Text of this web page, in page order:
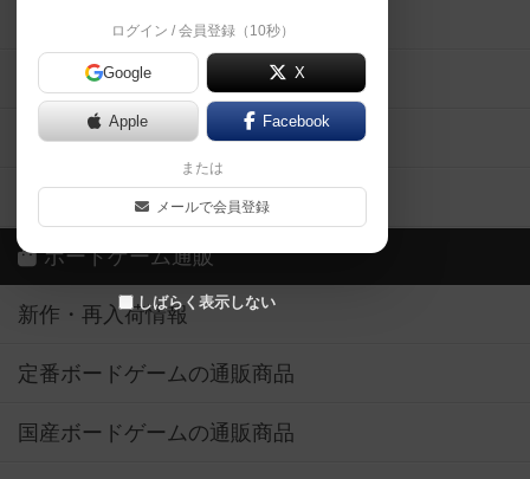
ログイン / 会員登録（10秒）
Google X
Apple Facebook
または
メールで会員登録
しばらく表示しない
掲示板・トピックス
ボドとも・会員一覧
ボードゲーム業界コラム
ボドゲーマご利用案内
ボードゲーム通販
新作・再入荷情報
定番ボードゲームの通販商品
国産ボードゲームの通販商品